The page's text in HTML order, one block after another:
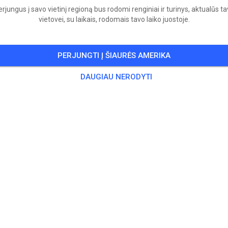
į savo vietinį regioną bus rodomi renginiai ir turinys, aktualūs
vietovei, su laikais, rodomais tavo laiko juostoje.
PERJUNGTI Į ŠIAURĖS AMERIKA
DAUGIAU NERODYTI